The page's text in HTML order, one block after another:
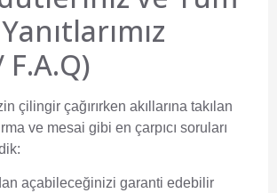
F.A.Q)
çilingir çağırırken akıllarına takılan
ve mesai gibi en çarpıcı soruları
açabileceğinizi garanti edebilir